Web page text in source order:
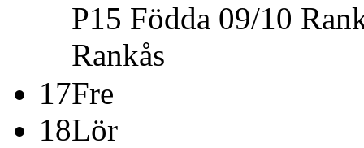
P15 Födda 09/10
Rankås
17Fre
18Lör